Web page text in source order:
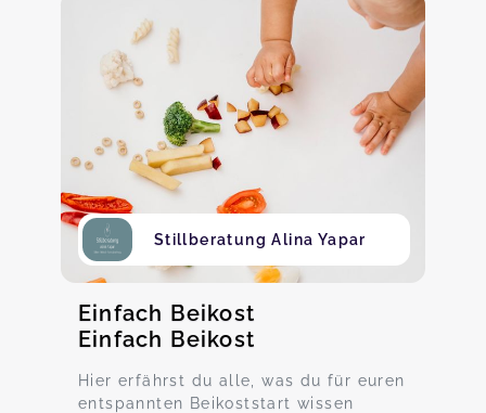
Stillberatung Alina Yapar
Einfach Beikost
Einfach Beikost
Hier erfährst du alle, was du für euren
entspannten Beikoststart wissen